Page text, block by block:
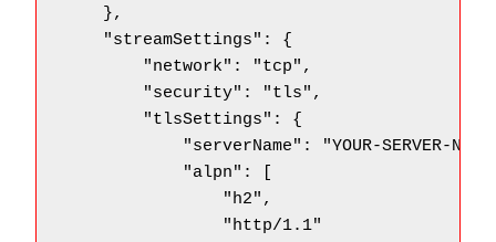
    },
    "streamSettings": {
        "network": "tcp",
        "security": "tls",
        "tlsSettings": {
"serverName": "YOUR-SERVER-
            "alpn": [
                "h2",